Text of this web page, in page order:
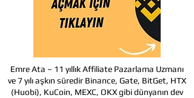
Emre Ata – 11 yıllık Affiliate Pazarlama Uzmanı
ve 7 yılı aşkın süredir Binance, Gate, BitGet, HTX
(Huobi), KuCoin, MEXC, OKX gibi dünyanın dev